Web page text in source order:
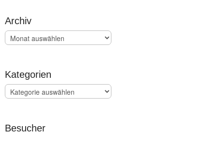
Archiv
Archiv
Kategorien
Kategorien
Besucher